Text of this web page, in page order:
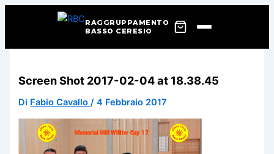
RAGGRUPPAMENTO
BASSO CERESIO
contenuto
Screen Shot 2017-02-04 at 18.38.45
Di Fabio Cavallo/4 Febbraio 2017